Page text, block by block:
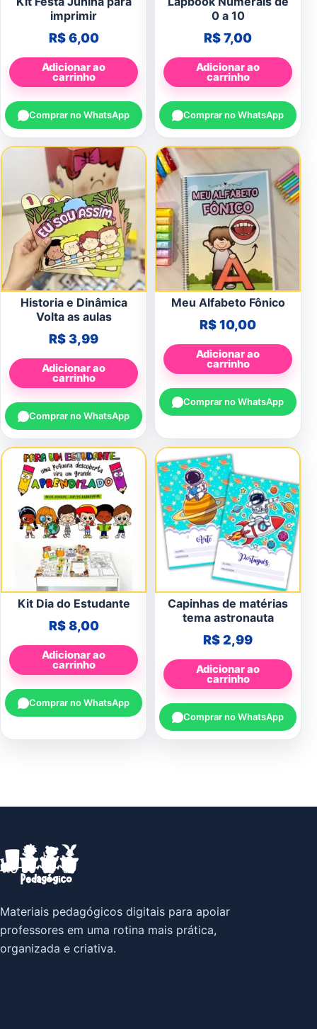
imprimir
R$6,00
Adicionar ao
carrinho
Comprar no WhatsApp
0 a 10
R$7,00
Adicionar ao
carrinho
Comprar no WhatsApp
Historia e Dinâmica
Volta as aulas
R$3,99
Adicionar ao
carrinho
Comprar no WhatsApp
Meu Alfabeto Fônico
R$10,00
Adicionar ao
carrinho
Comprar no WhatsApp
Kit Dia do Estudante
R$8,00
Adicionar ao
carrinho
Comprar no WhatsApp
Capinhas de matérias
tema astronauta
R$2,99
Adicionar ao
carrinho
Comprar no WhatsApp
Materiais pedagógicos digitais para apoiar
professores em uma rotina mais prática,
organizada e criativa.